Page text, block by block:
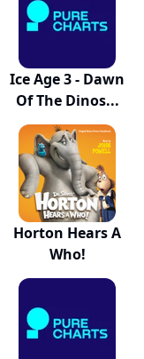
Ice Age 3 - Dawn
Of The Dinos...
Horton Hears A
Who!